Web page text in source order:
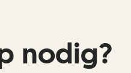
nodig?